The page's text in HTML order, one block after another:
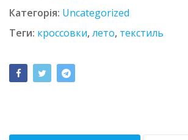
Категорія: Uncategorized
Теги: кроссовки,лето, текстиль